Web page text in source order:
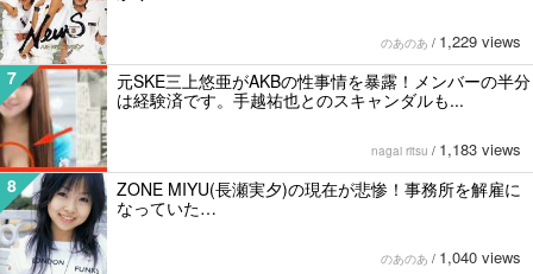
のあのあ / 1,229 views
7
元SKE三上悠亜がAKBの性事情を暴露！メンバーの半分
は経験済です。手越祐也とのスキャンダルも...
nagai ritsu / 1,183 views
8
ZONE MIYU(長瀬実夕)の現在が悲惨！事務所を解雇に
なっていた…
のあのあ / 1,040 views